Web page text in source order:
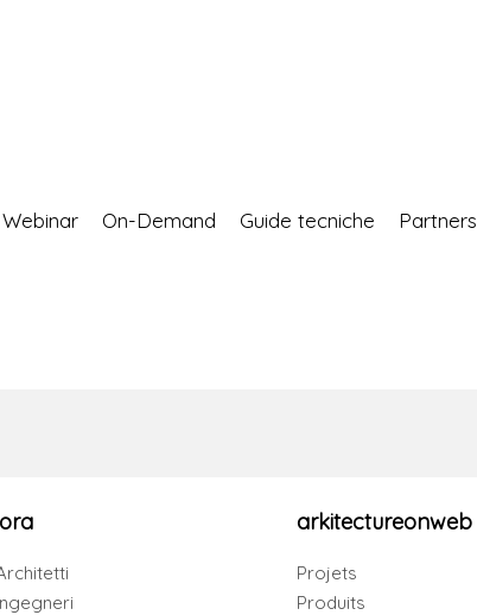
Webinar On-Demand Guide tecniche Partners
arkitectureonweb
Projets
Produits